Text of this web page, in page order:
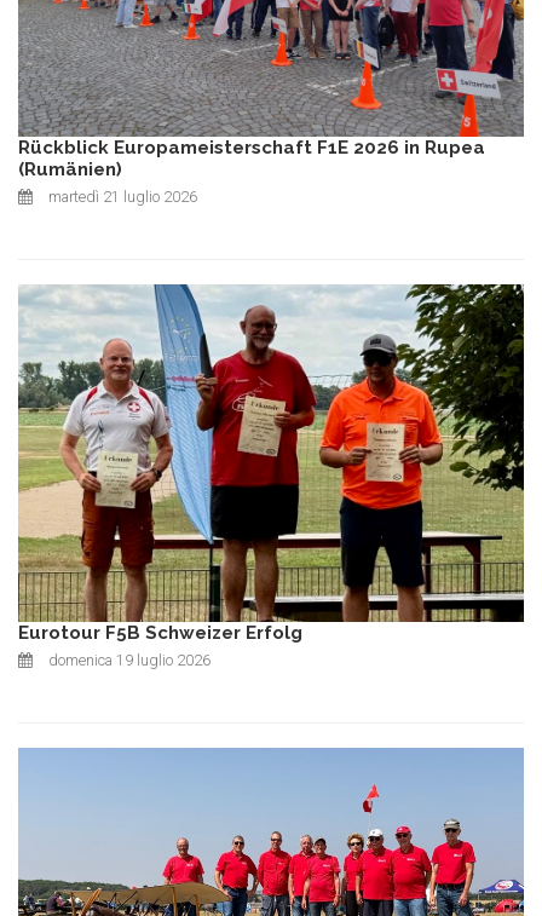
Rückblick Europameisterschaft F1E 2026 in Rupea
(Rumänien)
martedì 21 luglio 2026
Eurotour F5B Schweizer Erfolg
domenica 19 luglio 2026